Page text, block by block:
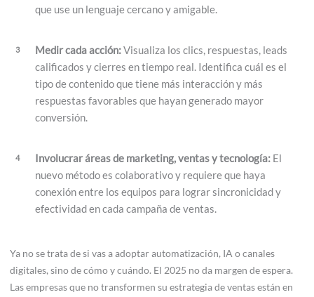
que use un lenguaje cercano y amigable.
Medir cada acción:Visualiza los clics, respuestas, leads
calificados y cierres en tiempo real. Identifica cuál es el
tipo de contenido que tiene más interacción y más
respuestas favorables que hayan generado mayor
conversión.
Involucrar áreas de marketing, ventas y tecnología: El
nuevo método es colaborativo y requiere que haya
conexión entre los equipos para lograr sincronicidad y
efectividad en cada campaña de ventas.
Ya no se trata de si vas a adoptar automatización, IA o canales
digitales, sino de cómo y cuándo. El 2025 no da margen de espera.
Las empresas que no transformen su estrategia de ventas están en